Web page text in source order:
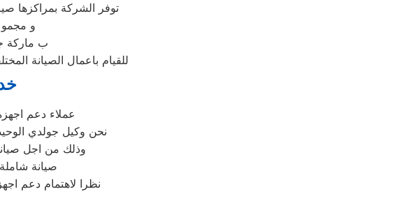
توفر الشركة بمراكزها
و
ب ماركة
للقيام باعمال الصيانة
عملاء دعم
نحن وكيل جولدي
وذلك من اجل
صيانة
نظرا لاهتمام دعم